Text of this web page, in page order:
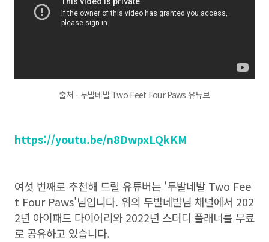
출처 - 두발네발 Two Feet Four Paws 유튜브
https://youtu.be/n8DwpxLQkKM
여섯 번째로 추천해 드릴 유튜버는 '두발네발 Two Fee
t Four Paws'님입니다. 위의 두발네발님 채널에서 202
2년 아이패드 다이어리와 2022년 스터디 플래너를 무료
로 공유하고 있습니다.